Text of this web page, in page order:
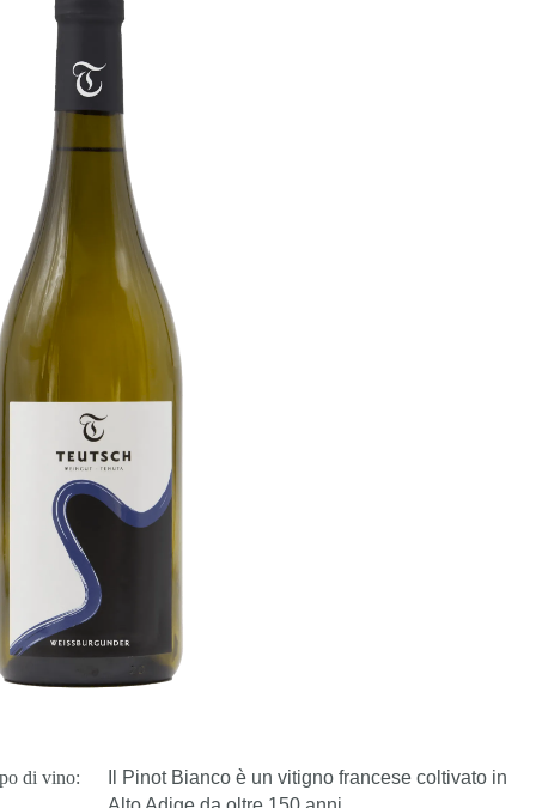
di vino:
Il Pinot Bianco è un vitigno francese coltivato in